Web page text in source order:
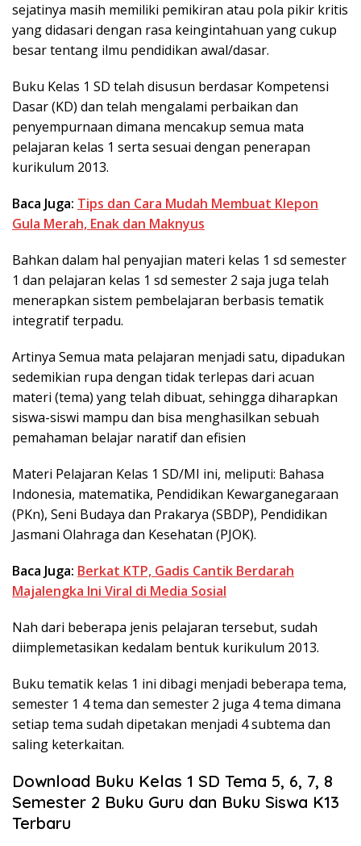
sejatinya masih memiliki pemikiran atau pola pikir kritis
yang didasari dengan rasa keingintahuan yang cukup
besar tentang ilmu pendidikan awal/dasar.
Buku Kelas 1 SD telah disusun berdasar Kompetensi
Dasar (KD) dan telah mengalami perbaikan dan
penyempurnaan dimana mencakup semua mata
pelajaran kelas 1 serta sesuai dengan penerapan
kurikulum 2013.
Baca Juga: Tips dan Cara Mudah Membuat Klepon
Gula Merah, Enak dan Maknyus
Bahkan dalam hal penyajian materi kelas 1 sd semester
1 dan pelajaran kelas 1 sd semester 2 saja juga telah
menerapkan sistem pembelajaran berbasis tematik
integratif terpadu.
Artinya Semua mata pelajaran menjadi satu, dipadukan
sedemikian rupa dengan tidak terlepas dari acuan
materi (tema) yang telah dibuat, sehingga diharapkan
siswa-siswi mampu dan bisa menghasilkan sebuah
pemahaman belajar naratif dan efisien
Materi Pelajaran Kelas 1 SD/MI ini, meliputi: Bahasa
Indonesia, matematika, Pendidikan Kewarganegaraan
(PKn), Seni Budaya dan Prakarya (SBDP), Pendidikan
Jasmani Olahraga dan Kesehatan (PJOK).
Baca Juga: Berkat KTP, Gadis Cantik Berdarah
Majalengka Ini Viral di Media Sosial
Nah dari beberapa jenis pelajaran tersebut, sudah
diimplemetasikan kedalam bentuk kurikulum 2013.
Buku tematik kelas 1 ini dibagi menjadi beberapa tema,
semester 1 4 tema dan semester 2 juga 4 tema dimana
setiap tema sudah dipetakan menjadi 4 subtema dan
saling keterkaitan.
Download Buku Kelas 1 SD Tema 5, 6, 7, 8
Semester 2 Buku Guru dan Buku Siswa K13
Terbaru